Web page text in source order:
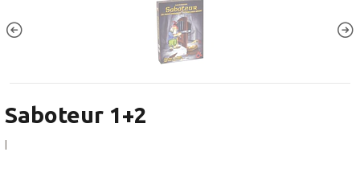
Saboteur 1+2
|